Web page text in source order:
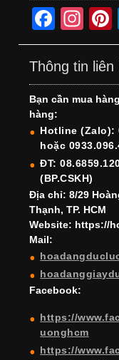
F
a
c
e
b
o
o
k
In
st
a
gr
a
m
Thông tin liên
Bạn cần mua
hàng:
Hotline (Zalo):
hoặc
ĐT:
(BP.CSKH)
Địa chỉ: 8/29
Thạnh, TP. HCM
Website: https://
Mail:
Facebook:
https://
uonghcm
https://